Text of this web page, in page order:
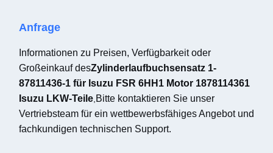
Anfrage
Informationen zu Preisen, Verfügbarkeit oder
Großeinkauf desZylinderlaufbuchsensatz 1-
87811436-1 für Isuzu FSR 6HH1 Motor 1878114361
Isuzu LKW-Teile,Bitte kontaktieren Sie unser
Vertriebsteam für ein wettbewerbsfähiges Angebot und
fachkundigen technischen Support.